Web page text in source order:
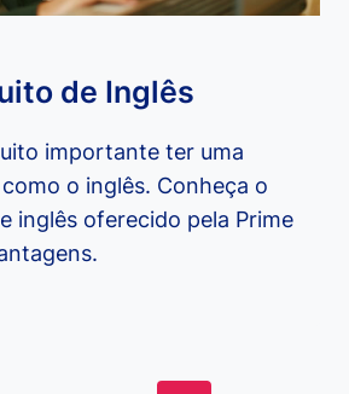
de Inglês
importante ter uma
o inglês. Conheça o
inglês oferecido pela Prime